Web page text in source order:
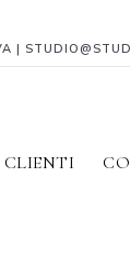
|
CLIENTI